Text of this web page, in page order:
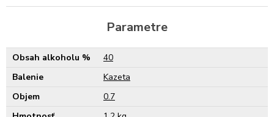
Parametre
Obsah alkoholu %
40
Balenie
Kazeta
Objem
0.7